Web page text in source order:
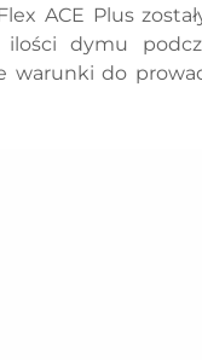
ACE Plus
dymu
warunki do